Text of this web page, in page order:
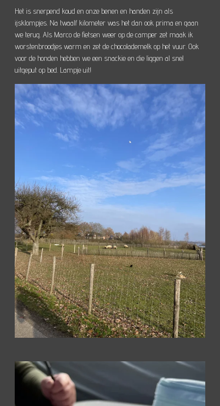
Het is snerpend koud en onze benen en handen zijn als
ijsklompjes. Na twaalf kilometer was het dan ook prima en gaan
we terug. Als Marco de fietsen weer op de camper zet maak ik
worstenbroodjes warm en zet de chocolademelk op het vuur. Ook
voor de honden hebben we een snackie en die liggen al snel
uitgeput op bed. Lampje uit!